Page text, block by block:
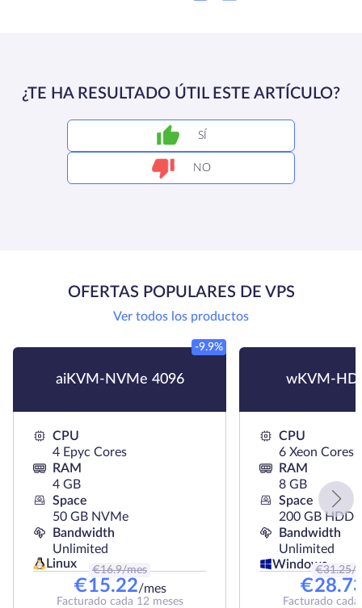
¿TE HA RESULTADO ÚTIL ESTE ARTÍCULO?
SÍ
NO
OFERTAS POPULARES DE VPS
Ver todos los productos
aiKVM-NVMe 4096
-9.9%
CPU
4 Epyc Cores
RAM
4 GB
Space
50 GB NVMe
Bandwidth
Unlimited
Linux
€16.9/mes
€15.22/mes
Facturado cada 12 meses
wKVM-
CPU
6 Xeon Cores
RAM
8 GB
Space
200 GB HDD
Bandwidth
Unlimited
Windows
€31.25/
€
Facturado